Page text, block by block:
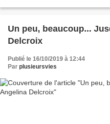
Un peu, beaucoup...
Delcroix
Publié le 16/10/2019 à 12:44
Par plusieursvies